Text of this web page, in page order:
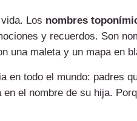
Los nombres
y recuerdos. Son
una maleta y un mapa en
en todo el mundo: padres
el nombre de su hija.